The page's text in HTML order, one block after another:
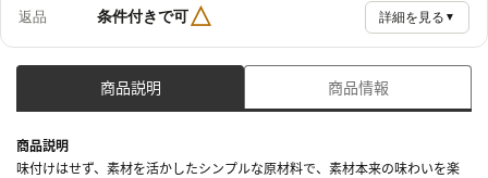
返品 条件付きで可△ 詳細を見る ▼
商品説明 商品情報
商品説明
味付けはせず、素材を活かしたシンプルな原材料で、素材本来の味わいを楽